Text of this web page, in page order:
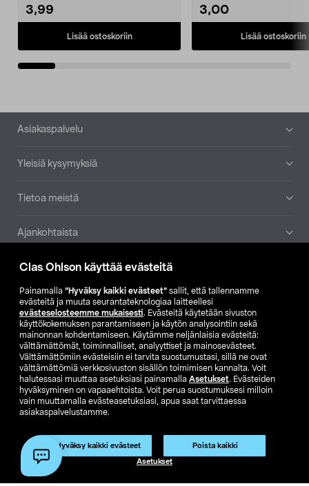
Clas Ohlson käyttää evästeitä
Painamalla ”Hyväksy kaikki evästeet” sallit, että tallennamme
evästeitä ja muuta seurantateknologiaa laitteellesi
evästeselosteemme mukaisesti. Evästeitä käytetään sivuston
käyttökokemuksen parantamiseen ja käytön analysointiin sekä
mainonnan kohdentamiseen. Käytämme neljänlaisia evästeitä:
välttämättömät, toiminnalliset, analyyttiset ja mainosevästeet.
Välttämättömiin evästeisiin ei tarvita suostumustasi, sillä ne ovat
välttämättömiä verkkosivuston sisällön toimimisen kannalta. Voit
halutessasi muuttaa asetuksiasi painamalla Asetukset. Evästeiden
hyväksyminen on vapaaehtoista. Voit perua suostumuksesi milloin
vain muuttamalla evästeasetuksiasi, apua saat tarvittaessa
asiakaspalvelustamme.
Hyväksy kaikki evästeet Poista kaikki
Asetukset
3,99
Lisää ostoskoriin
3,00
Lisää ostoskoriin
Alatunniste
Asiakaspalvelu
Yleisiä kysymyksiä
Tietoa meistä
Ajankohtaista
Muut yrityksemme
Etsi myymälä
SE NO FI
FI SV
Club Clas Ostoehdot
Tietosuojaseloste
Näytä hinnat ilman ALV:a